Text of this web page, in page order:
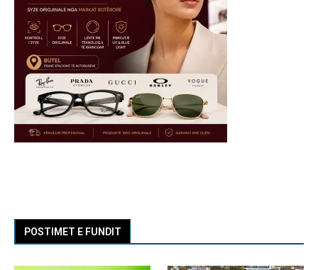
POSTIMET E FUNDIT